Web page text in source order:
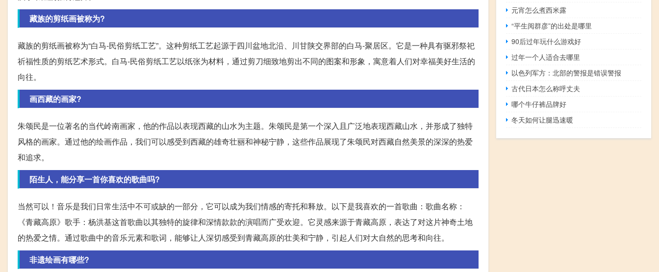
藏族的剪纸画被称为?
藏族的剪纸画被称为“白马-民俗剪纸工艺”。这种剪纸工艺起源于四川盆地北沿、川甘陕交界部的白马-聚居区。它是一种具有驱邪祭祀
祈福性质的剪纸艺术形式。白马-民俗剪纸工艺以纸张为材料，通过剪刀细致地剪出不同的图案和形象，寓意着人们对幸福美好生活的
向往。
画西藏的画家?
朱颂民是一位著名的当代岭南画家，他的作品以表现西藏的山水为主题。朱颂民是第一个深入且广泛地表现西藏山水，并形成了独特
风格的画家。通过他的绘画作品，我们可以感受到西藏的雄奇壮丽和神秘宁静，这些作品展现了朱颂民对西藏自然美景的深深的热爱
和追求。
陌生人，能分享一首你喜欢的歌曲吗?
当然可以！音乐是我们日常生活中不可或缺的一部分，它可以成为我们情感的寄托和释放。以下是我喜欢的一首歌曲：歌曲名称：
《青藏高原》歌手：杨洪基这首歌曲以其独特的旋律和深情款款的演唱而广受欢迎。它灵感来源于青藏高原，表达了对这片神奇土地
的热爱之情。通过歌曲中的音乐元素和歌词，能够让人深切感受到青藏高原的壮美和宁静，引起人们对大自然的思考和向往。
非遗绘画有哪些?
元宵怎么煮西米露
“平生阅群彦”的出处是哪里
90后过年玩什么游戏好
过年一个人适合去哪里
以色列军方：北部的警报是错误警报
古代日本怎么称呼丈夫
哪个牛仔裤品牌好
冬天如何让腿迅速暖